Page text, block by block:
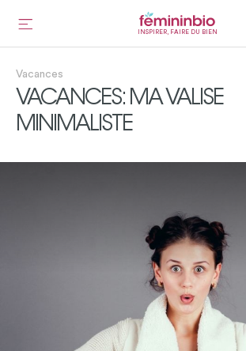
INSPIRER, FAIRE DU BIEN
Vacances
VACANCES: MA VALISE
MINIMALISTE